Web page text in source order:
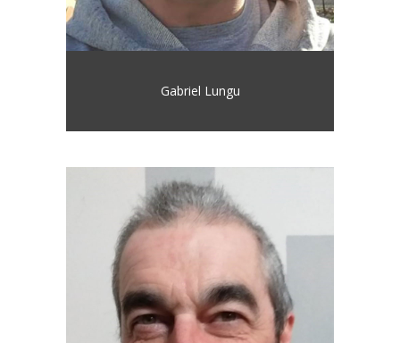
Gabriel Lungu